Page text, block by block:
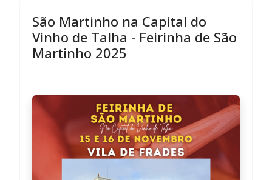
São Martinho na Capital do
Vinho de Talha - Feirinha de São
Martinho 2025